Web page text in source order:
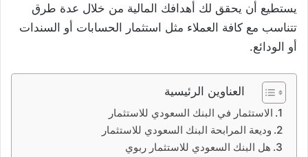
يستطيع أن يحقق لك أهدافك المالية من خلال عدة طرق
تتناسب مع كافة العملاء مثل استثمار الحسابات أو السندات
أو الودائع.
العناوين الرئيسية
الاستثمار في البنك السعودي للاستثمار
وديعة المرابحة البنك السعودي للاستثمار
هل البنك السعودي للاستثمار ربوي